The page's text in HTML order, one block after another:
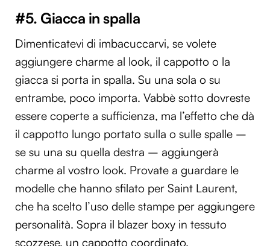
#5. Giacca in spalla
Dimenticatevi di imbacuccarvi, se volete
aggiungere charme al look, il cappotto o la
giacca si porta in spalla. Su una sola o su
entrambe, poco importa. Vabbè sotto dovreste
essere coperte a sufficienza, ma l’effetto che dà
il cappotto lungo portato sulla o sulle spalle –
se su una su quella destra – aggiungerà
charme al vostro look. Provate a guardare le
modelle che hanno sfilato per Saint Laurent,
che ha scelto l’uso delle stampe per aggiungere
personalità. Sopra il blazer boxy in tessuto
scozzese, un cappotto coordinato.